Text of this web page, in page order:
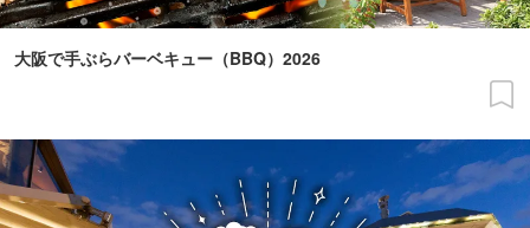
大阪で手ぶらバーベキュー（BBQ）2026